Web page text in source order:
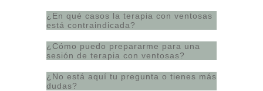
¿En qué casos la terapia con ventosas
está contraindicada?
¿Cómo puedo prepararme para una
sesión de terapia con ventosas?
¿No está aquí tu pregunta o tienes más
dudas?